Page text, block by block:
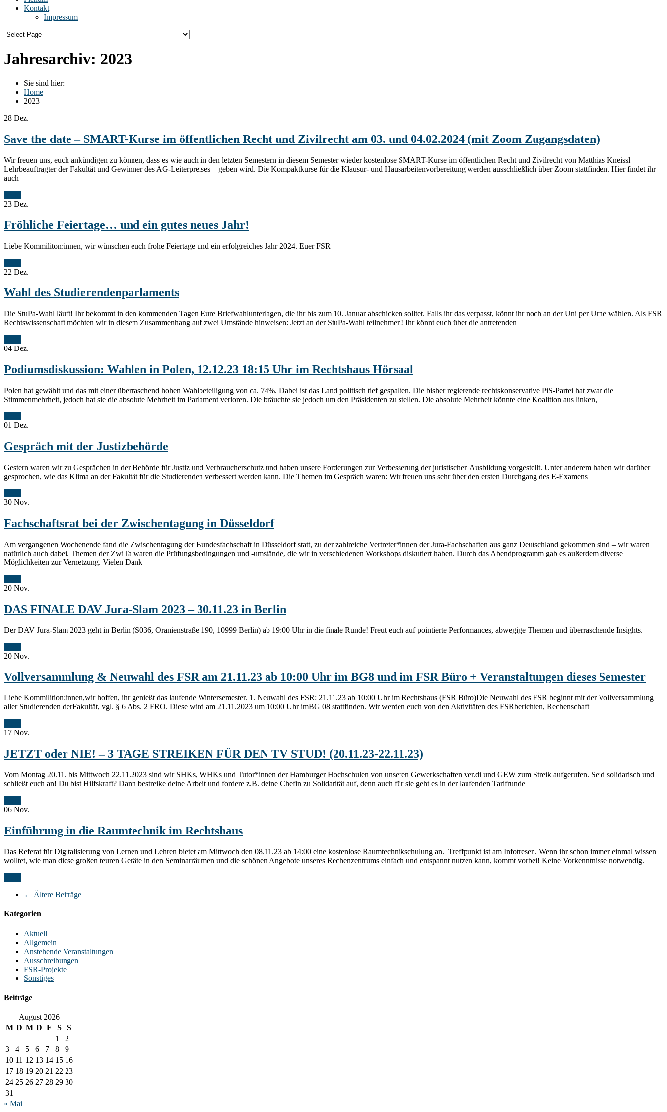
Kontakt
Impressum
Jahresarchiv: 2023
Sie sind hier:
Home
2023
28 Dez.
Save the date – SMART-Kurse im öffentlichen Recht und Zivilrecht am 03. und 04.02.2024 (mit Zoom Zugangsdaten)
Wir freuen uns, euch ankündigen zu können, dass es wie auch in den letzten Semestern in diesem Semester wieder kostenlose SMART-Kurse im öffentlichen Recht und Zivilrecht von Matthias Kneissl –
Lehrbeauftragter der Fakultät und Gewinner des AG-Leiterpreises – geben wird. Die Kompaktkurse für die Klausur- und Hausarbeitenvorbereitung werden ausschließlich über Zoom stattfinden. Hier findet ihr
auch
23 Dez.
Fröhliche Feiertage… und ein gutes neues Jahr!
Liebe Kommiliton:innen, wir wünschen euch frohe Feiertage und ein erfolgreiches Jahr 2024. Euer FSR
22 Dez.
Wahl des Studierendenparlaments
Die StuPa-Wahl läuft! Ihr bekommt in den kommenden Tagen Eure Briefwahlunterlagen, die ihr bis zum 10. Januar abschicken solltet. Falls ihr das verpasst, könnt ihr noch an der Uni per Urne wählen. Als FSR
Rechtswissenschaft möchten wir in diesem Zusammenhang auf zwei Umstände hinweisen: Jetzt an der StuPa-Wahl teilnehmen! Ihr könnt euch über die antretenden
04 Dez.
Podiumsdiskussion: Wahlen in Polen, 12.12.23 18:15 Uhr im Rechtshaus Hörsaal
Polen hat gewählt und das mit einer überraschend hohen Wahlbeteiligung von ca. 74%. Dabei ist das Land politisch tief gespalten. Die bisher regierende rechtskonservative PiS-Partei hat zwar die
Stimmenmehrheit, jedoch hat sie die absolute Mehrheit im Parlament verloren. Die bräuchte sie jedoch um den Präsidenten zu stellen. Die absolute Mehrheit könnte eine Koalition aus linken,
01 Dez.
Gespräch mit der Justizbehörde
Gestern waren wir zu Gesprächen in der Behörde für Justiz und Verbraucherschutz und haben unsere Forderungen zur Verbesserung der juristischen Ausbildung vorgestellt. Unter anderem haben wir darüber
gesprochen, wie das Klima an der Fakultät für die Studierenden verbessert werden kann. Die Themen im Gespräch waren: Wir freuen uns sehr über den ersten Durchgang des E-Examens
30 Nov.
Fachschaftsrat bei der Zwischentagung in Düsseldorf
Am vergangenen Wochenende fand die Zwischentagung der Bundesfachschaft in Düsseldorf statt, zu der zahlreiche Vertreter*innen der Jura-Fachschaften aus ganz Deutschland gekommen sind – wir waren
natürlich auch dabei. Themen der ZwiTa waren die Prüfungsbedingungen und -umstände, die wir in verschiedenen Workshops diskutiert haben. Durch das Abendprogramm gab es außerdem diverse
Möglichkeiten zur Vernetzung. Vielen Dank
20 Nov.
DAS FINALE DAV Jura-Slam 2023 – 30.11.23 in Berlin
Der DAV Jura-Slam 2023 geht in Berlin (S036, Oranienstraße 190, 10999 Berlin) ab 19:00 Uhr in die finale Runde! Freut euch auf pointierte Performances, abwegige Themen und überraschende Insights.
20 Nov.
Vollversammlung & Neuwahl des FSR am 21.11.23 ab 10:00 Uhr im BG8 und im FSR Büro + Veranstaltungen dieses Semester
Liebe Kommilition:innen,wir hoffen, ihr genießt das laufende Wintersemester. 1. Neuwahl des FSR: 21.11.23 ab 10:00 Uhr im Rechtshaus (FSR Büro)Die Neuwahl des FSR beginnt mit der Vollversammlung
aller Studierenden derFakultät, vgl. § 6 Abs. 2 FRO. Diese wird am 21.11.2023 um 10:00 Uhr imBG 08 stattfinden. Wir werden euch von den Aktivitäten des FSRberichten, Rechenschaft
17 Nov.
JETZT oder NIE! – 3 TAGE STREIKEN FÜR DEN TV STUD! (20.11.23-22.11.23)
Vom Montag 20.11. bis Mittwoch 22.11.2023 sind wir SHKs, WHKs und Tutor*innen der Hamburger Hochschulen von unseren Gewerkschaften ver.di und GEW zum Streik aufgerufen. Seid solidarisch und
schließt euch an! Du bist Hilfskraft? Dann bestreike deine Arbeit und fordere z.B. deine Chefin zu Solidarität auf, denn auch für sie geht es in der laufenden Tarifrunde
06 Nov.
Einführung in die Raumtechnik im Rechtshaus
Das Referat für Digitalisierung von Lernen und Lehren bietet am Mittwoch den 08.11.23 ab 14:00 eine kostenlose Raumtechnikschulung an. Treffpunkt ist am Infotresen. Wenn ihr schon immer einmal wissen
wolltet, wie man diese großen teuren Geräte in den Seminarräumen und die schönen Angebote unseres Rechenzentrums einfach und entspannt nutzen kann, kommt vorbei! Keine Vorkenntnisse notwendig.
← Ältere Beiträge
Kategorien
Aktuell
Allgemein
Anstehende Veranstaltungen
Ausschreibungen
FSR-Projekte
Sonstiges
Beiträge
August 2026
M D M D F S
S
1
2
3
4 5 6 7 8
9
10 11 12 13 14 15 16
17 18 19 20 21 22 23
24 25 26 27 28 29 30
31
« Mai